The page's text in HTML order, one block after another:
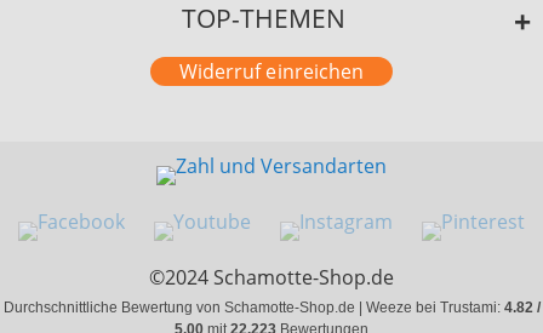
TOP-THEMEN
Widerruf einreichen
©2024 Schamotte-Shop.de
Durchschnittliche Bewertung von Schamotte-Shop.de | Weeze bei Trustami: 4.82 /
5.00 mit 22.223 Bewertungen